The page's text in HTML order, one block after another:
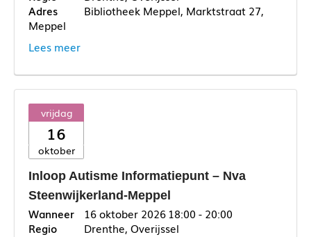
Bibliotheek Meppel, Marktstraat 27,
Meppel
Lees meer
vrijdag
16
oktober
Inloop Autisme Informatiepunt – Nva
Steenwijkerland-Meppel
16 oktober 2026 18:00 - 20:00
Drenthe, Overijssel